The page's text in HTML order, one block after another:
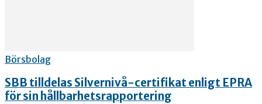
Börsbolag
SBB tilldelas Silvernivå-certifikat enligt EPRA
för sin hållbarhetsrapportering